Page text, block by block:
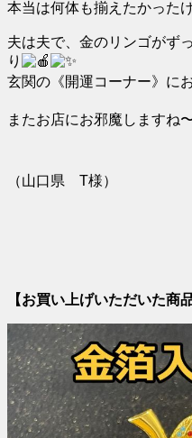
本当は何体も揃えたかった
夫は夫で、金のリンゴがず
り
玄関の《開運コーナー》に
またお店にお邪魔しますね
（山口県 T様）
【お買い上げいただいた商品